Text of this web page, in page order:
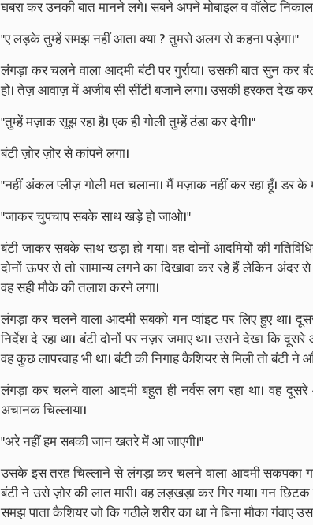
घबरा कर उनकी बात मानने लगे। सबने अपने मोबाइल व वॉलेट
"ए लड़के तुम्हें समझ नहीं आता क्या ? तुमसे अलग से कहना पड़ेगा।"
लंगड़ा कर चलने वाला आदमी बंटी पर गुर्राया। उसकी बात सुन
हो। तेज़ आवाज़ में अजीब सी सींटी बजाने लगा। उसकी हरकत देख
"तुम्हें मज़ाक सूझ रहा है। एक ही गोली तुम्हें ठंडा कर देगी।"
बंटी ज़ोर ज़ोर से कांपने लगा।
"नहीं अंकल प्लीज़ गोली मत चलाना। मैं मज़ाक नहीं कर रहा हूँ। डर
"जाकर चुपचाप सबके साथ खड़े हो जाओ।"
बंटी जाकर सबके साथ खड़ा हो गया। वह दोनों आदमियों की
दोनों ऊपर से तो सामान्य लगने का दिखावा कर रहे हैं लेकिन अंदर
वह सही मौके की तलाश करने लगा।
लंगड़ा कर चलने वाला आदमी सबको गन प्वांइट पर लिए हुए था।
निर्देश दे रहा था। बंटी दोनों पर नज़र जमाए था। उसने देखा कि
वह कुछ लापरवाह भी था। बंटी की निगाह कैशियर से मिली तो बंटी ने
लंगड़ा कर चलने वाला आदमी बहुत ही नर्वस लग रहा था। वह
अचानक चिल्लाया।
"अरे नहीं हम सबकी जान खतरे में आ जाएगी।"
उसके इस तरह चिल्लाने से लंगड़ा कर चलने वाला आदमी सकपका
बंटी ने उसे ज़ोर की लात मारी। वह लड़खड़ा कर गिर गया। गन
समझ पाता कैशियर जो कि गठीले शरीर का था ने बिना मौका गंवाए